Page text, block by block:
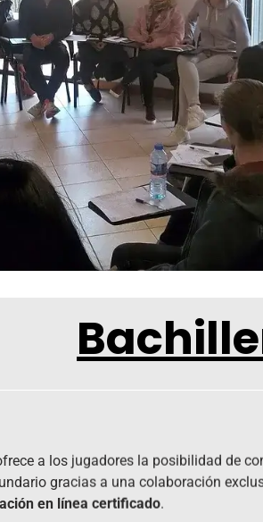
a los jugadores la posibilidad de
gracias a una colaboración
en línea certificado.